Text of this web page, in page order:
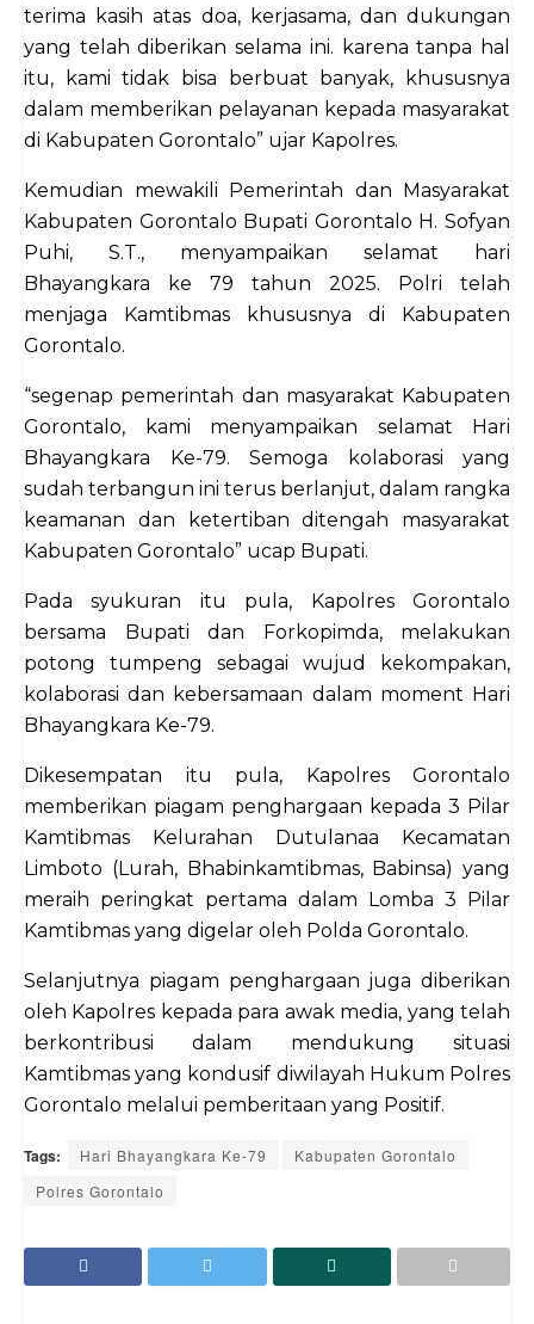
terima kasih atas doa, kerjasama, dan dukungan
yang telah diberikan selama ini. karena tanpa hal
itu, kami tidak bisa berbuat banyak, khususnya
dalam memberikan pelayanan kepada masyarakat
di Kabupaten Gorontalo” ujar Kapolres.
Kemudian mewakili Pemerintah dan Masyarakat
Kabupaten Gorontalo Bupati Gorontalo H. Sofyan
Puhi, S.T., menyampaikan selamat hari
Bhayangkara ke 79 tahun 2025. Polri telah
menjaga Kamtibmas khususnya di Kabupaten
Gorontalo.
“segenap pemerintah dan masyarakat Kabupaten
Gorontalo, kami menyampaikan selamat Hari
Bhayangkara Ke-79. Semoga kolaborasi yang
sudah terbangun ini terus berlanjut, dalam rangka
keamanan dan ketertiban ditengah masyarakat
Kabupaten Gorontalo” ucap Bupati.
Pada syukuran itu pula, Kapolres Gorontalo
bersama Bupati dan Forkopimda, melakukan
potong tumpeng sebagai wujud kekompakan,
kolaborasi dan kebersamaan dalam moment Hari
Bhayangkara Ke-79.
Dikesempatan itu pula, Kapolres Gorontalo
memberikan piagam penghargaan kepada 3 Pilar
Kamtibmas Kelurahan Dutulanaa Kecamatan
Limboto (Lurah, Bhabinkamtibmas, Babinsa) yang
meraih peringkat pertama dalam Lomba 3 Pilar
Kamtibmas yang digelar oleh Polda Gorontalo.
Selanjutnya piagam penghargaan juga diberikan
oleh Kapolres kepada para awak media, yang telah
berkontribusi dalam mendukung situasi
Kamtibmas yang kondusif diwilayah Hukum Polres
Gorontalo melalui pemberitaan yang Positif.
Tags: Hari Bhayangkara Ke-79
Kabupaten Gorontalo
Polres Gorontalo